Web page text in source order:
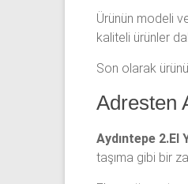
Ürünün modeli
kaliteli ürünler
Son olarak
Adresten
Aydıntepe 2.El
taşıma gibi bir